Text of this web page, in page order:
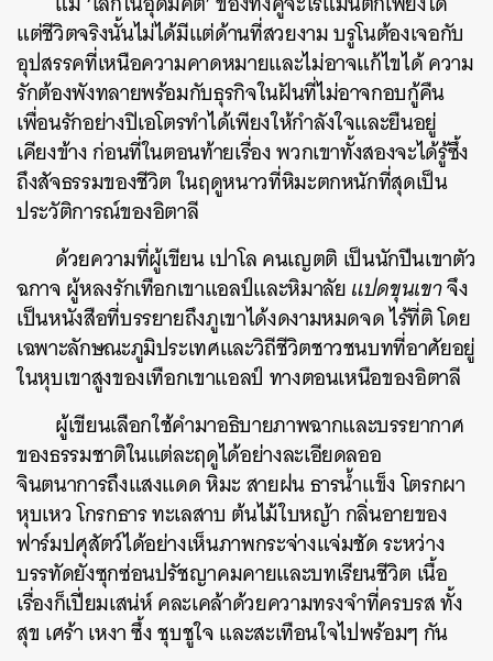
แต่ชีวิตจริงนั้นไม่ได้มีแต่ด้านที่สวยงาม บรูโนต้องเจอกับ
อุปสรรคที่เหนือความคาดหมายและไม่อาจแก้ไขได้ ความ
รักต้องพังทลายพร้อมกับธุรกิจในฝันที่ไม่อาจกอบกู้คืน
เพื่อนรักอย่างปิเอโตรทำได้เพียงให้กำลังใจและยืนอยู่
เคียงข้าง ก่อนที่ในตอนท้ายเรื่อง พวกเขาทั้งสองจะได้รู้ซึ้ง
ถึงสัจธรรมของชีวิต ในฤดูหนาวที่หิมะตกหนักที่สุดเป็น
ประวัติการณ์ของอิตาลี
ด้วยความที่ผู้เขียนเปาโล คนเญตติ เป็นนักปีนเขาตัว
ฉกาจ ผู้หลงรักเทือกเขาแอลป์และหิมาลัยแปดขุนเขาจึง
เป็นหนังสือที่บรรยายถึงภูเขาได้งดงามหมดจด ไร้ที่ติ โดย
เฉพาะลักษณะภูมิประเทศและวิถีชีวิตชาวชนบทที่อาศัยอยู่
ในหุบเขาสูงของเทือกเขาแอลป์ ทางตอนเหนือของอิตาลี
ผู้เขียนเลือกใช้คำมาอธิบายภาพฉากและบรรยากาศ
ของธรรมชาติในแต่ละฤดูได้อย่างละเอียดลออ
จินตนาการถึงแสงแดด หิมะ สายฝน ธารน้ำแข็ง โตรกผา
หุบเหว โกรกธาร ทะเลสาบ ต้นไม้ใบหญ้า กลิ่นอายของ
ฟาร์มปศุสัตว์ได้อย่างเห็นภาพกระจ่างแจ่มชัด ระหว่าง
บรรทัดยังซุกซ่อนปรัชญาคมคายและบทเรียนชีวิต เนื้อ
เรื่องก็เปี่ยมเสน่ห์ คละเคล้าด้วยความทรงจำที่ครบรส ทั้ง
สุข เศร้า เหงา ซึ้ง ชุบชูใจ และสะเทือนใจไปพร้อมๆ กัน